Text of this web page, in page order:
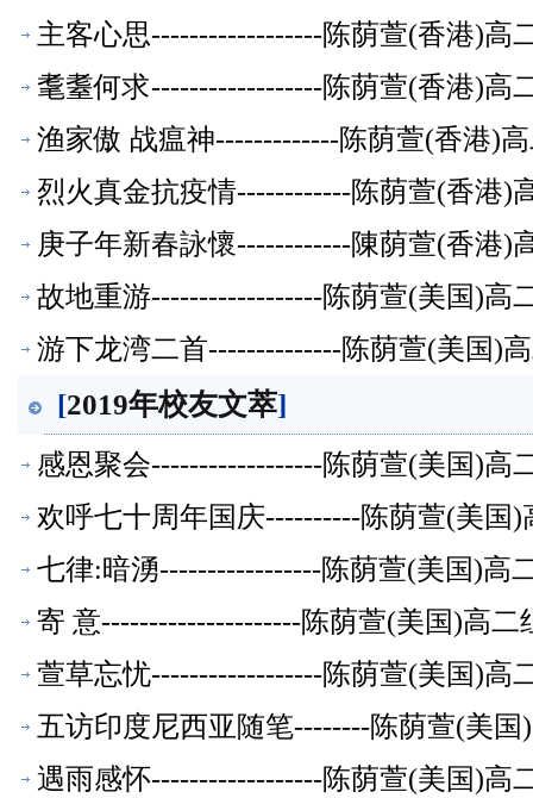
主客心思------------------陈荫萱(香港)高
耄耋何求------------------陈荫萱(香港)高
渔家傲 战瘟神-------------陈荫萱(香港)
烈火真金抗疫情------------陈荫萱(香港)
庚子年新春詠懷------------陳荫萱(香港)
故地重游------------------陈荫萱(美国)高
游下龙湾二首--------------陈荫萱(美国)
[2019年校友文萃]
感恩聚会------------------陈荫萱(美国)高
欢呼七十周年国庆----------陈荫萱(美国
七律:暗湧-----------------陈荫萱(美国)高
寄 意---------------------陈荫萱(美国)高二
萱草忘忧------------------陈荫萱(美国)高
五访印度尼西亚随笔--------陈荫萱(美
遇雨感怀------------------陈荫萱(美国)高